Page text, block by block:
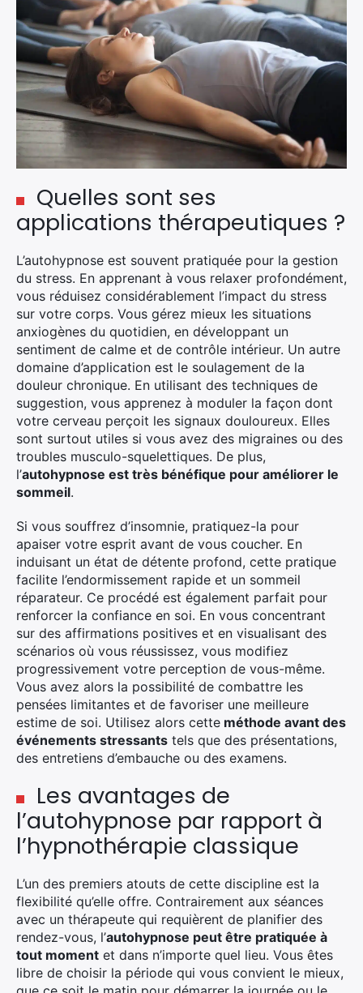
Quelles sont ses
applications thérapeutiques ?
L’autohypnose est souvent pratiquée pour la gestion
du stress. En apprenant à vous relaxer profondément,
vous réduisez considérablement l’impact du stress
sur votre corps. Vous gérez mieux les situations
anxiogènes du quotidien, en développant un
sentiment de calme et de contrôle intérieur. Un autre
domaine d’application est le soulagement de la
douleur chronique. En utilisant des techniques de
suggestion, vous apprenez à moduler la façon dont
votre cerveau perçoit les signaux douloureux. Elles
sont surtout utiles si vous avez des migraines ou des
troubles musculo-squelettiques. De plus,
l’autohypnose est très bénéfique pour améliorer le
sommeil.
Si vous souffrez d’insomnie, pratiquez-la pour
apaiser votre esprit avant de vous coucher. En
induisant un état de détente profond, cette pratique
facilite l’endormissement rapide et un sommeil
réparateur. Ce procédé est également parfait pour
renforcer la confiance en soi. En vous concentrant
sur des affirmations positives et en visualisant des
scénarios où vous réussissez, vous modifiez
progressivement votre perception de vous-même.
Vous avez alors la possibilité de combattre les
pensées limitantes et de favoriser une meilleure
estime de soi. Utilisez alors cette méthode avant des
événements stressants tels que des présentations,
des entretiens d’embauche ou des examens.
Les avantages de
l’autohypnose par rapport à
l’hypnothérapie classique
L’un des premiers atouts de cette discipline est la
flexibilité qu’elle offre. Contrairement aux séances
avec un thérapeute qui requièrent de planifier des
rendez-vous, l’autohypnose peut être pratiquée à
tout moment et dans n’importe quel lieu. Vous êtes
libre de choisir la période qui vous convient le mieux,
×
Rechercher
: